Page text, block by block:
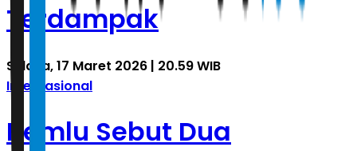
Terdampak
Selasa, 17 Maret 2026 | 20.59 WIB
Internasional
Kemlu Sebut Dua